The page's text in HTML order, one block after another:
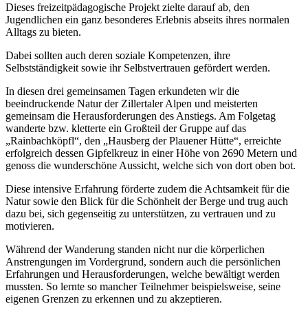
Dieses freizeitpädagogische Projekt zielte darauf ab, den
Jugendlichen ein ganz besonderes Erlebnis abseits ihres normalen
Alltags zu bieten.
Dabei sollten auch deren soziale Kompetenzen, ihre
Selbstständigkeit sowie ihr Selbstvertrauen gefördert werden.
In diesen drei gemeinsamen Tagen erkundeten wir die
beeindruckende Natur der Zillertaler Alpen und meisterten
gemeinsam die Herausforderungen des Anstiegs. Am Folgetag
wanderte bzw. kletterte ein Großteil der Gruppe auf das
„Rainbachköpfl“, den „Hausberg der Plauener Hütte“, erreichte
erfolgreich dessen Gipfelkreuz in einer Höhe von 2690 Metern und
genoss die wunderschöne Aussicht, welche sich von dort oben bot.
Diese intensive Erfahrung förderte zudem die Achtsamkeit für die
Natur sowie den Blick für die Schönheit der Berge und trug auch
dazu bei, sich gegenseitig zu unterstützen, zu vertrauen und zu
motivieren.
Während der Wanderung standen nicht nur die körperlichen
Anstrengungen im Vordergrund, sondern auch die persönlichen
Erfahrungen und Herausforderungen, welche bewältigt werden
mussten. So lernte so mancher Teilnehmer beispielsweise, seine
eigenen Grenzen zu erkennen und zu akzeptieren.